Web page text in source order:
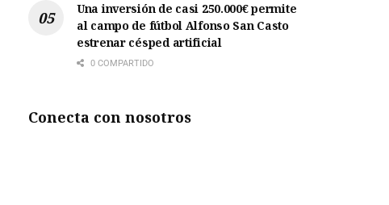
Una inversión de casi 250.000€ permite
al campo de fútbol Alfonso San Casto
estrenar césped artificial
0 COMPARTIDO
Conecta con nosotros